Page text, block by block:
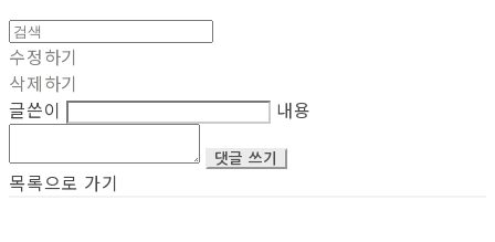
수정하기
삭제하기
글쓴이
내용
댓글 쓰기
목록으로 가기